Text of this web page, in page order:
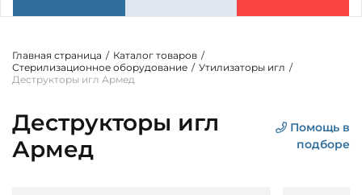
Главная страница / Каталог товаров /
Стерилизационное оборудование / Утилизаторы игл /
Деструкторы игл Армед
Деструкторы игл
Армед
Помощь в
подборе